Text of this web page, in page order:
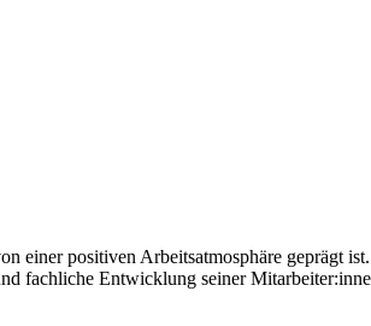
einer positiven Arbeitsatmosphäre geprägt
fachliche Entwicklung seiner